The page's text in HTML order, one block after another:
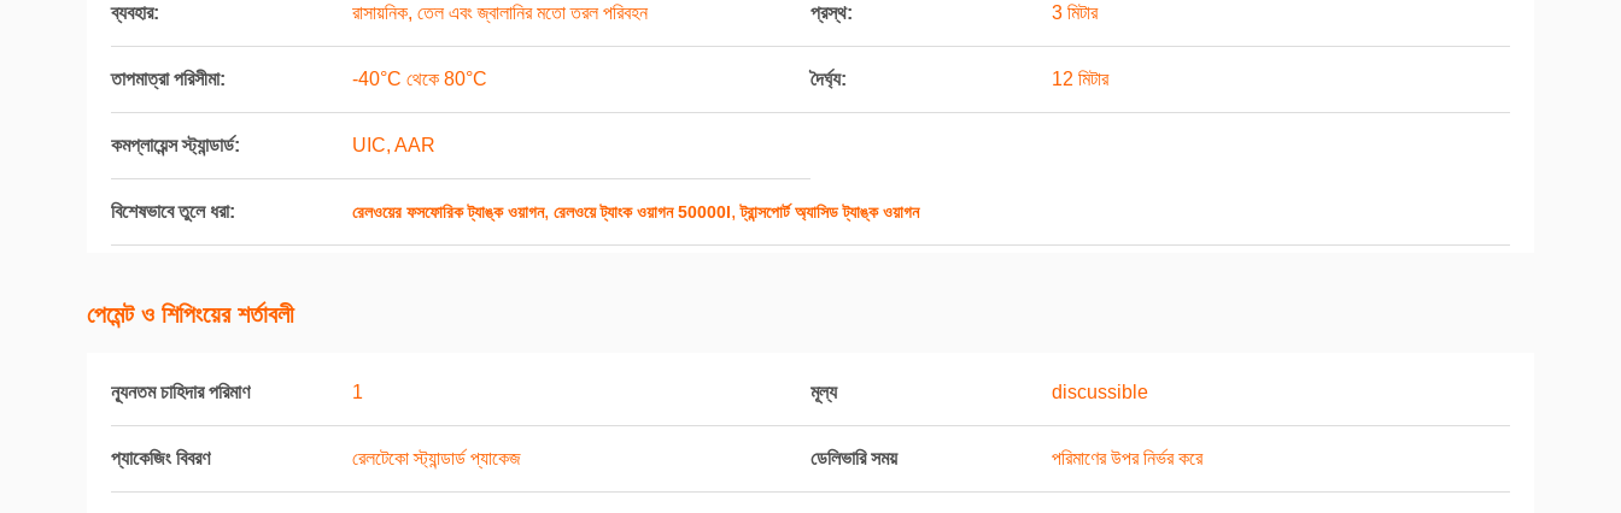
ব্যবহার: রাসায়নিক, তেল এবং জ্বালানির মতো তরল পরিবহন প্রস্থ: 3 মিটার
তাপমাত্রা পরিসীমা: -40°C থেকে 80°C দৈর্ঘ্য: 12 মিটার
কমপ্লায়েন্স স্ট্যান্ডার্ড: UIC, AAR
বিশেষভাবে তুলে ধরা: রেলওয়ের ফসফোরিক ট্যাঙ্ক ওয়াগন, রেলওয়ে ট্যাংক ওয়াগন 50000l,ট্রান্সপোর্ট অ্যাসিড ট্যাঙ্ক ওয়াগন
পেমেন্ট ও শিপিংয়ের শর্তাবলী
ন্যূনতম চাহিদার পরিমাণ 1 মূল্য discussible
প্যাকেজিং বিবরণ রেলটেকো স্ট্যান্ডার্ড প্যাকেজ ডেলিভারি সময় পরিমাণের উপর নির্ভর করে